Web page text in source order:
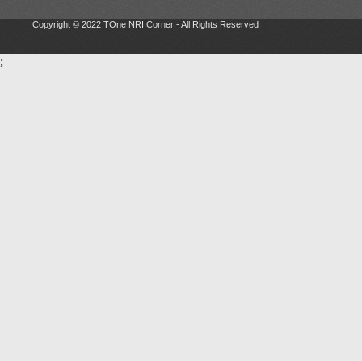
Copyright © 2022 TOne NRI Corner - All Rights Reserved
;